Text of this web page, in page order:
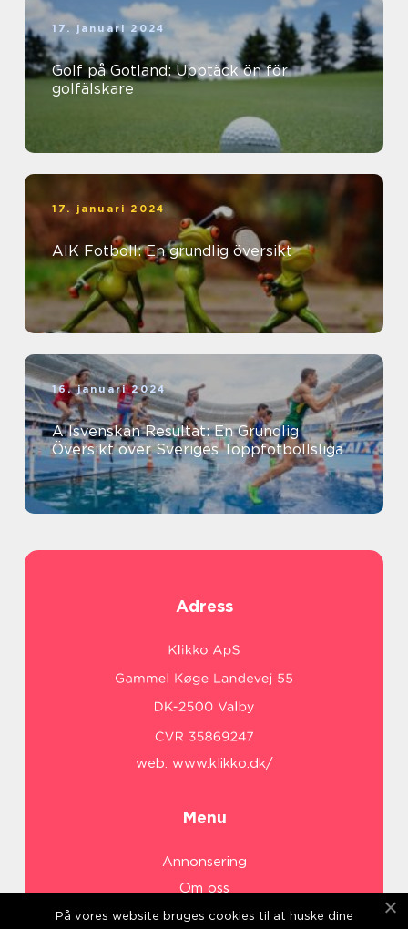
17. januari 2024
Golf på Gotland: Upptäck ön för
golfälskare
17. januari 2024
AIK Fotboll: En grundlig översikt
16. januari 2024
Allsvenskan Resultat: En Grundlig
Översikt över Sveriges Toppfotbollsliga
Adress
web: www.klikko.dk/
Menu
Annonsering
Om oss
Cookies
På vores website bruges cookies til at huske dine